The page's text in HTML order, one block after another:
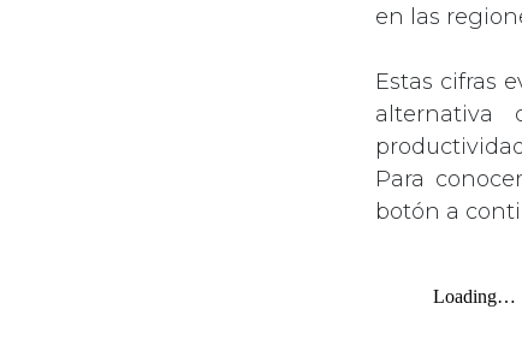
en las
Estas cifras
Para
botón a